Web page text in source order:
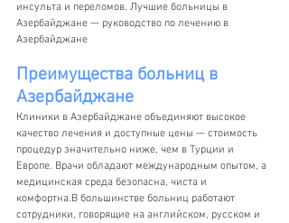
инсульта и переломов. Лучшие больницы в
Азербайджане — руководство по лечению в
Азербайджане
Преимущества больниц в
Азербайджане
Клиники в Азербайджане объединяют высокое
качество лечения и доступные цены — стоимость
процедур значительно ниже, чем в Турции и
Европе. Врачи обладают международным опытом, а
медицинская среда безопасна, чиста и
комфортна.В большинстве больниц работают
сотрудники, говорящие на английском, русском и